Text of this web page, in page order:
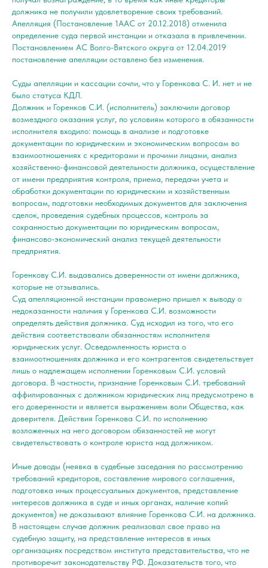
должника не получили удовлетворение своих требований.
Апелляция (Постановление 1ААС от 20.12.2018) отменила
определение суда первой инстанции и отказала в привлечении.
Постановлением АС Волго-Вятского округа от 12.04.2019
постановление апелляции оставлено без изменения.
Суды апелляции и кассации сочли, что у Горенкова С. И. нет и не
было статуса КДЛ.
Должник и Горенков С.И. (исполнитель) заключили договор
возмездного оказания услуг, по условиям которого в обязанности
исполнителя входило: помощь в анализе и подготовке
документации по юридическим и экономическим вопросам во
взаимоотношениях с кредиторами и прочими лицами, анализ
хозяйственно-финансовой деятельности должника, осуществление
от имени предприятия контроля, приема, передачи учета и
обработки документации по юридическим и хозяйственным
вопросам, подготовки необходимых документов для заключения
сделок, проведения судебных процессов, контроль за
сохранностью документации по юридическим вопросам,
финансово-экономический анализ текущей деятельности
предприятия.
Горенкову С.И. выдавались доверенности от имени должника,
которые не отзывались.
Суд апелляционной инстанции правомерно пришел к выводу о
недоказанности наличия у Горенкова С.И. возможности
определять действия должника. Суд исходил из того, что его
действия соответствовали обязанностям исполнителя
юридических услуг. Осведомленность юриста о
взаимоотношениях должника и его контрагентов свидетельствует
лишь о надлежащем исполнении Горенковым С.И. условий
договора. В частности, признание Горенковым С.И. требований
аффилированных с должником юридических лиц предусмотрено в
его доверенности и является выражением воли Общества, как
доверителя. Действия Горенкова С.И. по исполнению
возложенных на него договором обязанностей не могут
свидетельствовать о контроле юриста над должником.
Иные доводы (неявка в судебные заседания по рассмотрению
требований кредиторов, составление мирового соглашения,
подготовка иных процессуальных документов, представление
интересов должника в суде и иных органах, наличие копий
документов) не доказывают влияние Горенкова С.И. на должника.
В настоящем случае должник реализовал свое право на
судебную защиту, на представление интересов в иных
организациях посредством института представительства, что не
противоречит законодательству РФ. Доказательств того, что